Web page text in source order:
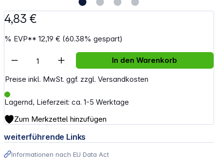
4,83 €
% EVP**12,19 € (60.38% gespart)
Preise inkl. MwSt. ggf. zzgl. Versandkosten
Lagernd, Lieferzeit: ca. 1-5 Werktage
Artikel Anzahl: Gib den gewünschten
In den Warenkorb
Zum Merkzettel hinzufügen
weiterführende Links
Informationen nach EU Data Act